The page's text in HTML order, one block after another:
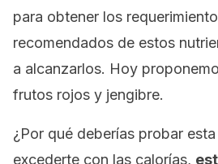
para obtener los
recomendados de estos
a alcanzarlos. Hoy
frutos rojos y jengibre.
¿Por qué deberías probar
excederte con las calorías,